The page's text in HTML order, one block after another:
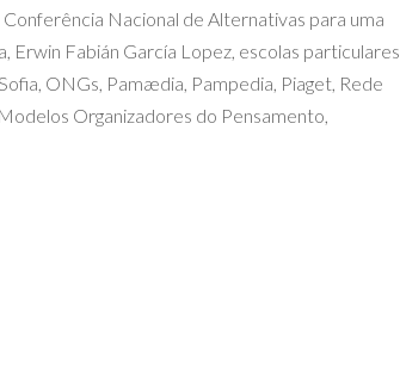
Conferência Nacional de Alternativas para uma
, Erwin Fabián García Lopez, escolas particulares
, ONGs, Pamædia, Pampedia, Piaget, Rede
Organizadores do Pensamento,